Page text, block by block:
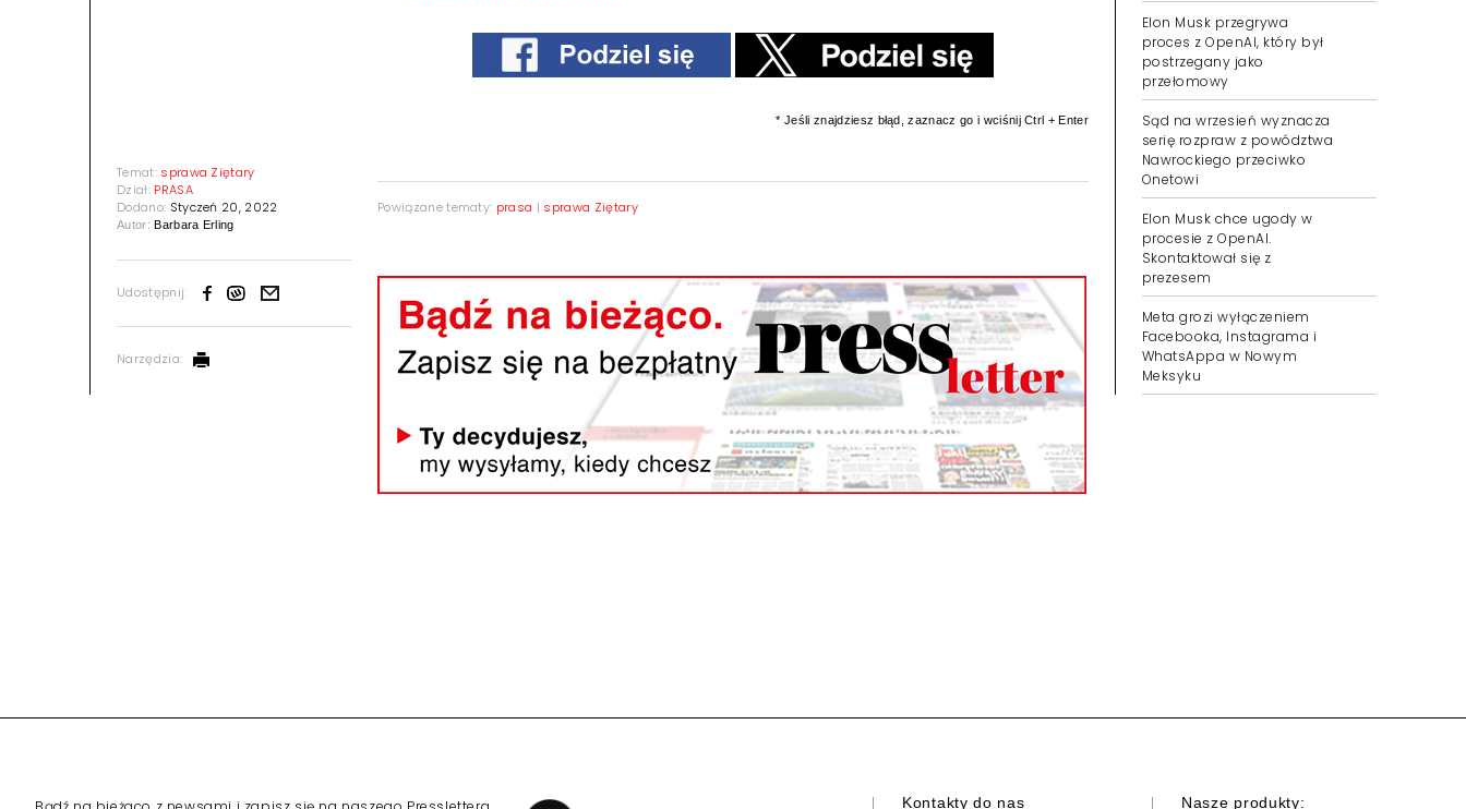
Dział:PRASA
Styczeń 20, 2022
Autor:Barbara Erling
* Jeśli znajdziesz błąd, zaznacz go i wciśnij Ctrl + Enter
Powiązane tematy: prasa | sprawa Ziętary
Cezary Gmyz uniewinniony
w procesie wytoczonym
mu przez Romana
Giertycha
Elon Musk przegrywa
proces z OpenAI, który był
postrzegany jako
przełomowy
Sąd na wrzesień wyznacza
serię rozpraw z powództwa
Nawrockiego przeciwko
Onetowi
Elon Musk chce ugody w
procesie z OpenAI.
Skontaktował się z
prezesem